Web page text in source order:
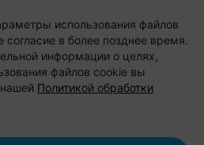
поэтому любимца можно
Полянка» — большое
На территории работают
арчеритаг, спортивные
использования файлов
согласие в более позднее время.
информации о целях,
файлов cookie вы
Политикой обработки